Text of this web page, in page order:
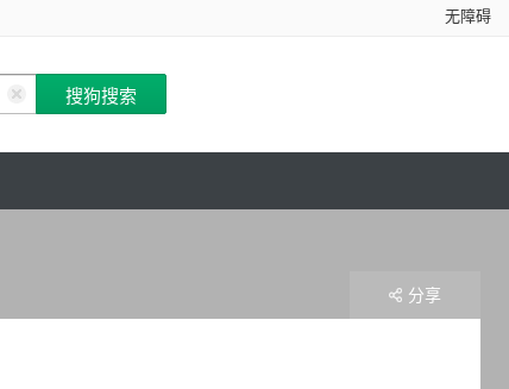
无障碍
分享